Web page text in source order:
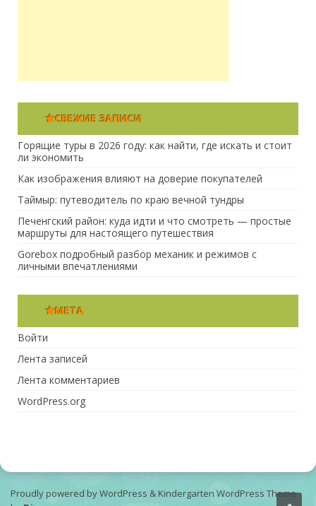
СВЕЖИЕ ЗАПИСИ
Горящие туры в 2026 году: как найти, где искать и стоит
ли экономить
Как изображения влияют на доверие покупателей
Таймыр: путеводитель по краю вечной тундры
Печенгский район: куда идти и что смотреть — простые
маршруты для настоящего путешествия
Gorebox подробный разбор механик и режимов с
личными впечатлениями
МЕТА
Войти
Лента записей
Лента комментариев
WordPress.org
Proudly powered by WordPress &Kindergarten WordPress Theme